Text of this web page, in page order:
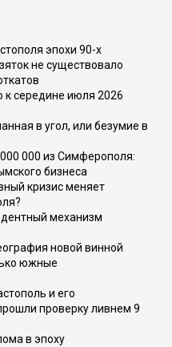
эпохи 90-х
не существовало
середине июля 2026
в угол, или безумие в
000 из Симферополя:
бизнеса
кризис меняет
механизм
новой винной
южные
и его
проверку ливнем 9
в эпоху